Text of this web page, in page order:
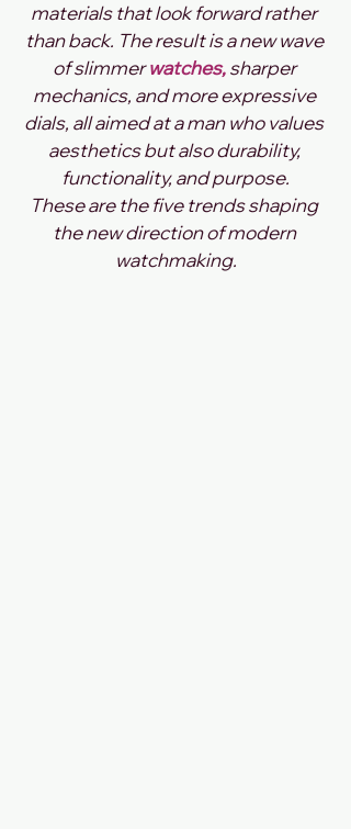
materials that look forward rather
than back. The result is a new wave
of slimmer watches, sharper
mechanics, and more expressive
dials, all aimed at a man who values
aesthetics but also durability,
functionality, and purpose.
These are the five trends shaping
the new direction of modern
watchmaking.